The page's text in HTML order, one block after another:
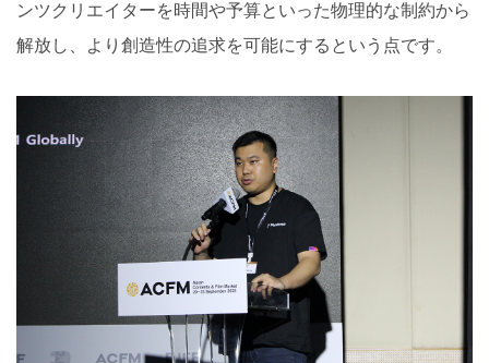
ンツクリエイターを時間や予算といった物理的な制約から
解放し、より創造性の追求を可能にするという点です。